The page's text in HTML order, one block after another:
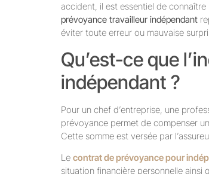
accident, il est essentiel de
prévoyance travailleur indépendant
éviter toute erreur ou mauvaise
Qu’est-ce que
indépendant ?
Pour un chef d’entreprise, une
prévoyance permet de compenser
Cette somme est versée par
Le contrat de prévoyance pour
situation financière personnelle ainsi